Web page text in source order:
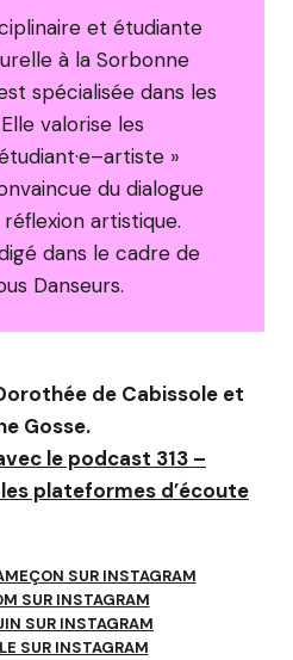
et étudiante
à la Sorbonne
spécialisée dans les
valorise les
»
du dialogue
artistique.
dans le cadre de
Danseurs.
de Cabissole et
Gosse.
le podcast 313 –
plateformes d’écoute
SUR INSTAGRAM
SUR INSTAGRAM
SUR INSTAGRAM
SUR INSTAGRAM